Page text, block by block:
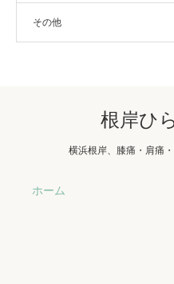
その他
根岸ひ
横浜根岸、膝痛・肩痛
ホーム